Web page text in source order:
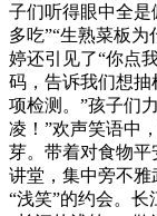
子们听得眼中全是
多吃”“生熟菜板
婷还引见了“你点
码，告诉我们想
项检测。”孩子们
凌！”欢声笑语中
芽。带着对食物
讲堂，集中旁不雅
“浅笑”的约会。